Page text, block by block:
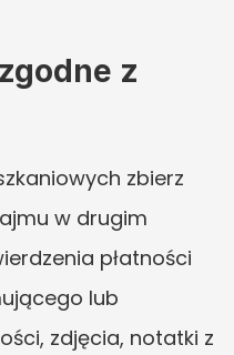
z
zbierz
w drugim
płatności
lub
zdjęcia, notatki z